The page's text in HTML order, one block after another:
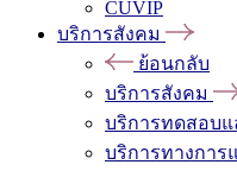
CUVIP
บริการสังคม
ย้อนกลับ
บริการสังคม
บริการทดสอบแ
บริการทางการ